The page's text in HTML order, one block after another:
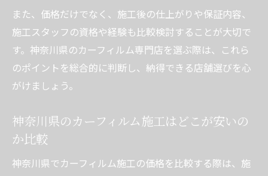
点
剥がしや貼り替えまで対応した神奈川県の最新
動向
カーフィルム剥がしサービスの選び方と注
意点
の目安
ーズ
また、価格だけでなく、施工後の仕上がりや保証内容、
施工スタッフの資格や経験も比較検討することが大切で
す。神奈川県のカーフィルム専門店を選ぶ際は、これら
のポイントを総合的に判断し、納得できる店舗選びを心
がけましょう。
神奈川県のカーフィルム施工はどこが安いの
か比較
神奈川県でカーフィルム施工の価格を比較する際は、施